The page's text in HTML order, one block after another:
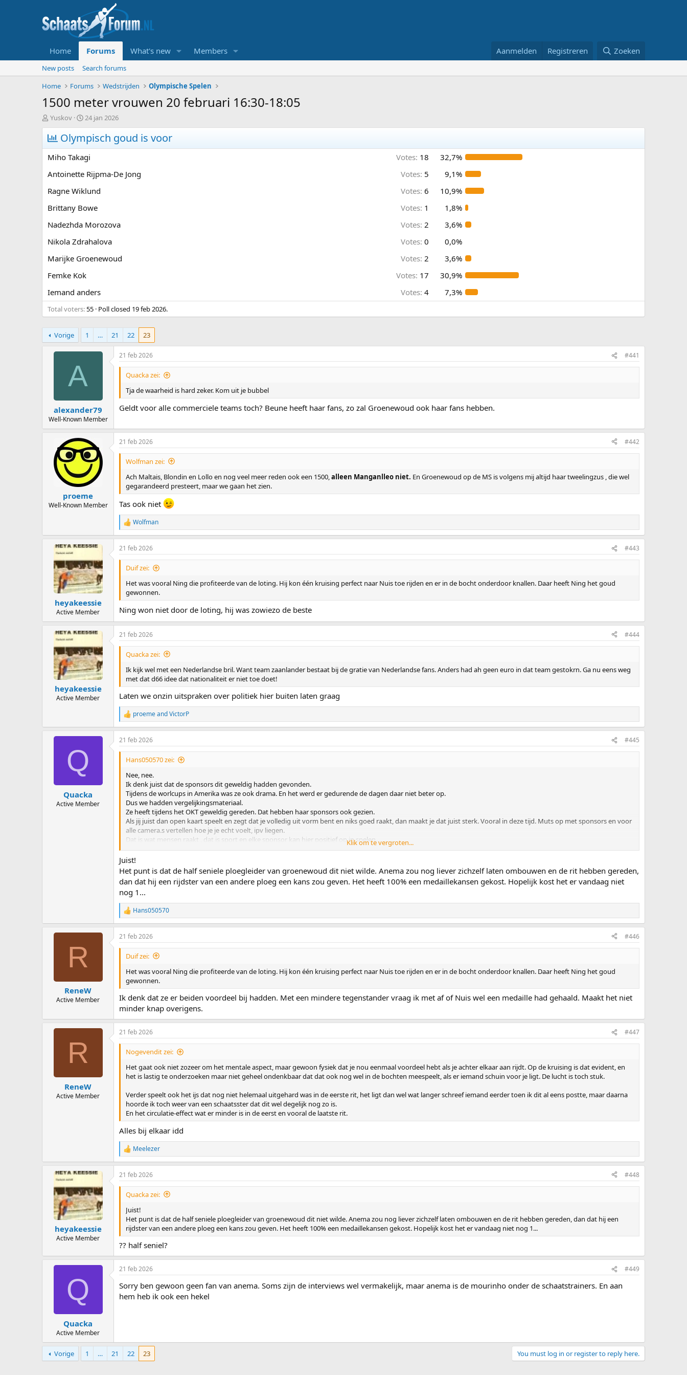
Home Forums What's new Members Aanmelden Registreren Zoeken
New posts
Search forums
Home
Forums Wedstrijden Olympische Spelen
1500 meter vrouwen 20 februari 16:30-18:05
T
o
p
i
c
s
t
r
e
Yuskov
S
t
a
r
t
d
a
u
24 jan 2026
Olympisch goud is voor
Miho Takagi Votes: 18
32,7%
Antoinette Rijpma-De Jong
Votes: 5
9,1%
Ragne Wiklund
Votes: 6
10,9%
Brittany Bowe
Votes: 1
1,8%
Nadezhda Morozova
Votes: 2
3,6%
Nikola Zdrahalova
Votes: 0
0,0%
Marijke Groenewoud
Votes: 2
3,6%
Femke Kok
Votes: 17
30,9%
Iemand anders
Votes: 4 7,3%
Total voters 55 Poll closed 19 feb 2026.
Vorige 1 … 21 22 23
A
alexander79
Well-Known Member
21 feb 2026 #441
Quacka zei:
Tja de waarheid is hard zeker. Kom uit je bubbel
Geldt voor alle commerciele teams toch? Beune heeft haar fans, zo zal Groenewoud ook haar fans hebben.
proeme
Well-Known Member
21 feb 2026 #442
Wolfman zei:
Ach Maltais, Blondin en Lollo en nog veel meer reden ook een 1500, alleen Manganlleo niet. En Groenewoud op de MS is volgens mij altijd haar tweelingzus , die wel
gegarandeerd presteert, maar we gaan het zien.
Tas ook niet
R
e
a
c
t
:
Wolfman
heyakeessie
Active Member
21 feb 2026 #443
Duif zei:
Het was vooral Ning die profiteerde van de loting. Hij kon één kruising perfect naar Nuis toe rijden en er in de bocht onderdoor knallen. Daar heeft Ning het goud
gewonnen.
Ning won niet door de loting, hij was zowiezo de beste
heyakeessie
Active Member
21 feb 2026 #444
Quacka zei:
Ik kijk wel met een Nederlandse bril. Want team zaanlander bestaat bij de gratie van Nederlandse fans. Anders had ah geen euro in dat team gestokrn. Ga nu eens weg
met dat d66 idee dat nationaliteit er niet toe doet!
Laten we onzin uitspraken over politiek hier buiten laten graag
R
e
a
c
t
proemeandVictorP
Q
Quacka
Active Member
21 feb 2026 #445
Hans050570 zei:
Nee, nee.
Ik denk juist dat de sponsors dit geweldig hadden gevonden.
Tijdens de worlcups in Amerika was ze ook drama. En het werd er gedurende de dagen daar niet beter op.
Dus we hadden vergelijkingsmateriaal.
Ze heeft tijdens het OKT geweldig gereden. Dat hebben haar sponsors ook gezien.
Als jij juist dan open kaart speelt en zegt dat je volledig uit vorm bent en niks goed raakt, dan maakt je dat juist sterk. Vooral in deze tijd. Muts op met sponsors en voor
alle camera.s vertellen hoe je je echt voelt, ipv liegen.
Dat is wat mensen raakt , dat is sport en elke sponsor kan hier positief op in spelen.
Dat was de beste oplossing geweest.
Klik om te vergroten...
Juist!
Het punt is dat de half seniele ploegleider van groenewoud dit niet wilde. Anema zou nog liever zichzelf laten ombouwen en de rit hebben gereden,
dan dat hij een rijdster van een andere ploeg een kans zou geven. Het heeft 100% een medaillekansen gekost. Hopelijk kost het er vandaag niet
nog 1...
R
e
a
c
t
:
Hans050570
R
ReneW
Active Member
21 feb 2026 #446
Duif zei:
Het was vooral Ning die profiteerde van de loting. Hij kon één kruising perfect naar Nuis toe rijden en er in de bocht onderdoor knallen. Daar heeft Ning het goud
gewonnen.
Ik denk dat ze er beiden voordeel bij hadden. Met een mindere tegenstander vraag ik met af of Nuis wel een medaille had gehaald. Maakt het niet
minder knap overigens.
R
ReneW
Active Member
21 feb 2026 #447
Nogevendit zei:
Het gaat ook niet zozeer om het mentale aspect, maar gewoon fysiek dat je nou eenmaal voordeel hebt als je achter elkaar aan rijdt. Op de kruising is dat evident, en
het is lastig te onderzoeken maar niet geheel ondenkbaar dat dat ook nog wel in de bochten meespeelt, als er iemand schuin voor je ligt. De lucht is toch stuk.
Verder speelt ook het ijs dat nog niet helemaal uitgehard was in de eerste rit, het ligt dan wel wat langer schreef iemand eerder toen ik dit al eens postte, maar daarna
hoorde ik toch weer van een schaatsster dat dit wel degelijk nog zo is.
En het circulatie-effect wat er minder is in de eerst en vooral de laatste rit.
Alles bij elkaar idd
R
e
a
c
t
Meelezer
heyakeessie
Active Member
21 feb 2026 #448
Quacka zei:
Juist!
Het punt is dat de half seniele ploegleider van groenewoud dit niet wilde. Anema zou nog liever zichzelf laten ombouwen en de rit hebben gereden, dan dat hij een
rijdster van een andere ploeg een kans zou geven. Het heeft 100% een medaillekansen gekost. Hopelijk kost het er vandaag niet nog 1...
?? half seniel?
Q
Quacka
Active Member
21 feb 2026 #449
Sorry ben gewoon geen fan van anema. Soms zijn de interviews wel vermakelijk, maar anema is de mourinho onder de schaatstrainers. En aan
hem heb ik ook een hekel
Vorige 1 … 21 22 23 You must log in or register to reply here.